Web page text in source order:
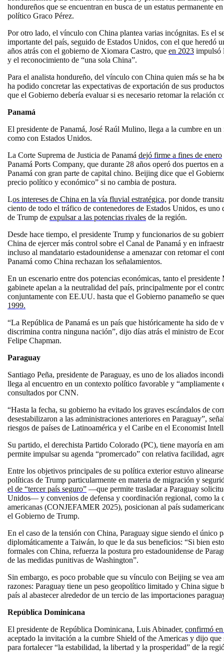
hondureños que se encuentran en busca de un estatus permanente
político Graco Pérez.
Por otro lado, el vínculo con China plantea varias incógnitas. Es el
importante del país, seguido de Estados Unidos, con el que heredó
años atrás con el gobierno de Xiomara Castro, que en 2023 impulsó
y el reconocimiento de “una sola China”.
Para el analista hondureño, del vínculo con China quien más se ha
ha podido concretar las expectativas de exportación de sus
que el Gobierno debería evaluar si es necesario retomar la relación
Panamá
El presidente de Panamá, José Raúl Mulino, llega a la cumbre en
como con Estados Unidos.
La Corte Suprema de Justicia de Panamá dejó firme a fines de enero
Panamá Ports Company, que durante 28 años operó dos puertos en
Panamá con gran parte de capital chino. Beijing dice que el
precio político y económico” si no cambia de postura.
Los intereses de China en la vía fluvial estratégica, por donde
ciento de todo el tráfico de contenedores de Estados Unidos, es
de Trump de expulsar a las potencias rivales de la región.
Desde hace tiempo, el presidente Trump y funcionarios de su
China de ejercer más control sobre el Canal de Panamá y en
incluso al mandatario estadounidense a amenazar con retomar el
Panamá como China rechazan los señalamientos.
En un escenario entre dos potencias económicas, tanto el
gabinete apelan a la neutralidad del país, principalmente por el
conjuntamente con EE.UU. hasta que el Gobierno panameño se
1999.
“La República de Panamá es un país que históricamente ha sido de
discrimina contra ninguna nación”, dijo días atrás el ministro de
Felipe Chapman.
Paraguay
Santiago Peña, presidente de Paraguay, es uno de los aliados
llega al encuentro en un contexto político favorable y “ampliamente
consultados por CNN.
“Hasta la fecha, su gobierno ha evitado los graves escándalos de
desestabilizaron a las administraciones anteriores en Paraguay”,
riesgos de países de Latinoamérica y el Caribe en el Economist
Su partido, el derechista Partido Colorado (PC), tiene mayoría en
permite impulsar su agenda “promercado” con relativa facilidad,
Entre los objetivos principales de su política exterior estuvo
políticas de Trump particularmente en materia de migración y
el de “tercer país seguro” —que permite trasladar a Paraguay
Unidos— y convenios de defensa y coordinación regional, como la
americanas (CONJEFAMER 2025), posicionan al país
el Gobierno de Trump.
En el caso de la tensión con China, Paraguay sigue siendo el único
diplomáticamente a Taiwán, lo que le da sus beneficios: “Si bien
formales con China, refuerza la postura pro estadounidense de
de las medidas punitivas de Washington”.
Sin embargo, es poco probable que su vínculo con Beijing se vea
razones: Paraguay tiene un peso geopolítico limitado y China sigue
país al abastecer alrededor de un tercio de las importaciones
República Dominicana
El presidente de República Dominicana, Luis Abinader, confirmó en
aceptado la invitación a la cumbre Shield of the Americas y dijo
para fortalecer “la estabilidad, la libertad y la prosperidad” de la